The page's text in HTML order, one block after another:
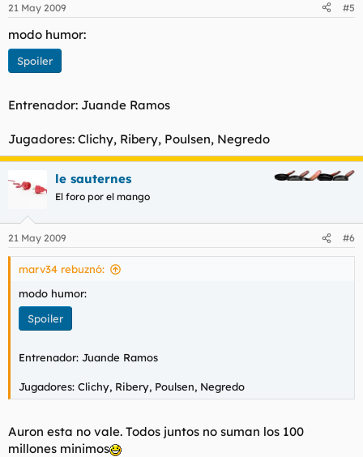
21 May 2009 #5
modo humor:
Spoiler
Entrenador: Juande Ramos
Jugadores: Clichy, Ribery, Poulsen, Negredo
le sauternes
El foro por el mango
21 May 2009 #6
marv34 rebuznó:
modo humor:
Spoiler
Entrenador: Juande Ramos
Jugadores: Clichy, Ribery, Poulsen, Negredo
Auron esta no vale. Todos juntos no suman los 100
millones minimos